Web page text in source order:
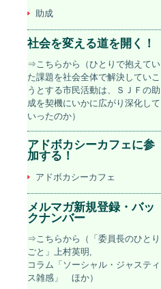
助成
社会を変える道を開く！
⇒こちらから（ひとりで抱えてい
た課題を社会全体で解決していこ
うとする市民活動は、ＳＪＦの助
成を契機にいかに広がり深化して
いったのか）
アドボカシーカフェに参
加する！
アドボカシーカフェ
メルマガ新規登録・バッ
クナンバー
⇒こちらから（「委員長のひとり
ごと」上村英明,
コラム「ソーシャル・ジャスティ
ス雑感」 ほか）